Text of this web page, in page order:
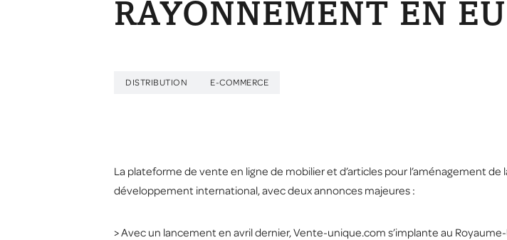
RAYONNEMENT EN
DISTRIBUTION E-COMMERCE
La plateforme de vente en ligne de mobilier et d’articles pour l’aménagement
développement international, avec deux annonces majeures :
> Avec un lancement en avril dernier, Vente-unique.com s’implante au